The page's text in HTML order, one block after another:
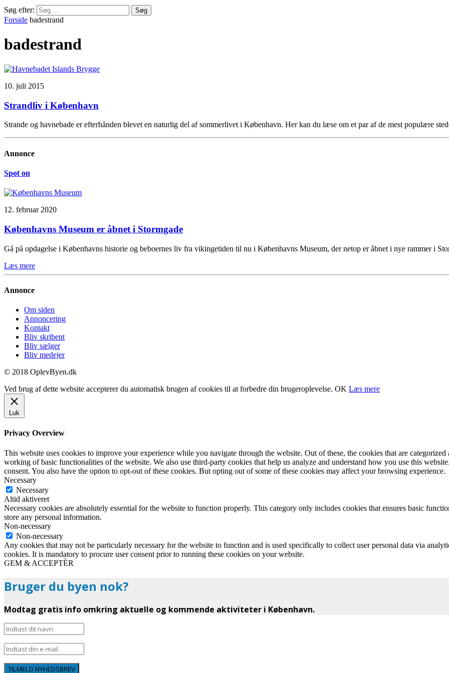
Søg efter:
Forside badestrand
badestrand
10. juli 2015
Strandliv i København
Strande og havnebade er efterhånden blevet en naturlig del af sommerlivet i København. Her kan du læse om et par af de mest populære
Annonce
Spot on
12. februar 2020
Københavns Museum er åbnet i Stormgade
Gå på opdagelse i Københavns historie og beboernes liv fra vikingetiden til nu i Københavns Museum, der netop er åbnet i nye rammer i
Læs mere
Annonce
Om siden
Annoncering
Kontakt
Bliv skribent
Bliv sælger
Bliv medejer
© 2018 OplevByen.dk
Ved brug af dette website accepterer du automatisk brugen af cookies til at forbedre din brugeroplevelse. OK Læs mere
Luk
Privacy Overview
This website uses cookies to improve your experience while you navigate through the website. Out of these, the cookies that are categorized
working of basic functionalities of the website. We also use third-party cookies that help us analyze and understand how you use this
consent. You also have the option to opt-out of these cookies. But opting out of some of these cookies may affect your browsing experience.
Necessary
Necessary
Altid aktiveret
Necessary cookies are absolutely essential for the website to function properly. This category only includes cookies that ensures basic
store any personal information.
Non-necessary
Non-necessary
Any cookies that may not be particularly necessary for the website to function and is used specifically to collect user personal data via
cookies. It is mandatory to procure user consent prior to running these cookies on your website.
GEM & ACCEPTÈR
Bruger du byen nok?
Modtag gratis info omkring aktuelle og kommende aktiviteter i København.
TILMELD NYHEDSBREV